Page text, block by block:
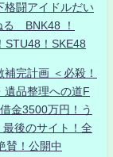
闘アイドルだい
る BNK48 ！
STU48！SKE48
完計画 ＜必殺！
遺品整理への道F
金3500万円！う
後のサイト！全
賛！公開中